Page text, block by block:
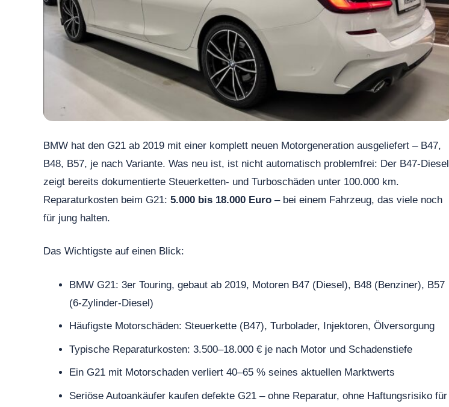
BMW hat den G21 ab 2019 mit einer komplett neuen Motorgeneration ausgeliefert – B47,
B48, B57, je nach Variante. Was neu ist, ist nicht automatisch problemfrei: Der B47-Diesel
zeigt bereits dokumentierte Steuerketten- und Turboschäden unter 100.000 km.
Reparaturkosten beim G21: 5.000 bis 18.000 Euro – bei einem Fahrzeug, das viele noch
für jung halten.
Das Wichtigste auf einen Blick:
BMW G21: 3er Touring, gebaut ab 2019, Motoren B47 (Diesel), B48 (Benziner), B57
(6-Zylinder-Diesel)
Häufigste Motorschäden: Steuerkette (B47), Turbolader, Injektoren, Ölversorgung
Typische Reparaturkosten: 3.500–18.000 € je nach Motor und Schadenstiefe
Ein G21 mit Motorschaden verliert 40–65 % seines aktuellen Marktwerts
Seriöse Autoankäufer kaufen defekte G21 – ohne Reparatur, ohne Haftungsrisiko für